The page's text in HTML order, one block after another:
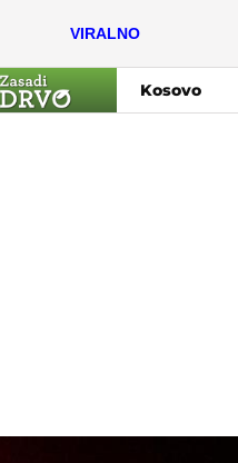
VIRALNO
Kosovo